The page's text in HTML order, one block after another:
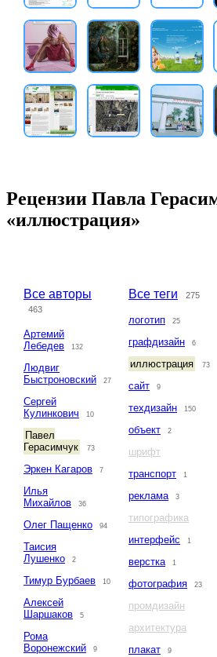
Рецензии Павла
«иллюстрация»
Все авторы
463
Артемий
Лебедев
132
Людвиг
Быстроновский
27
Сергей
Кулинкович
10
Павел
Герасимчук
73
Эркен Кагаров 7
Илья
Михайлов
36
Олег Пащенко 94
Таисия
Лушенко
2
Тимур Бурбаев 10
Алексей
Шаршаков
5
Рома
Воронежский
9
Все теги 275
логотип 25
графдизайн 6
иллюстрация 73
сайт 9
техдизайн 150
объект 2
шрифт
транспорт
1
реклама 3
типографика
интерфейс
1
верстка 1
фотография 23
промдизайн
архитектура
плакат
9